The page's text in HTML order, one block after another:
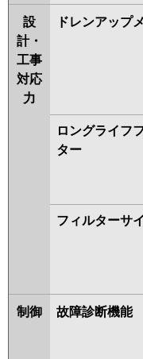
設
計・
工事
対応
力
ドレンアップ
ロングライフ
ター
フィルターサ
制御 故障診断機能